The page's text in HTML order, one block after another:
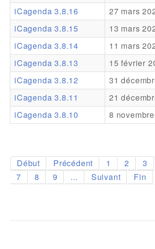
Theme Packs
Translation Packs
Support
Forum
Support Pro
iCagenda 3.8.16
27 mars
iCagenda 3.8.15
13 mars
iCagenda 3.8.14
11 mars
iCagenda 3.8.13
15 février
iCagenda 3.8.12
31
iCagenda 3.8.11
21
iCagenda 3.8.10
8
Début Précédent 1 2 3
7
8 9 ... Suivant Fin